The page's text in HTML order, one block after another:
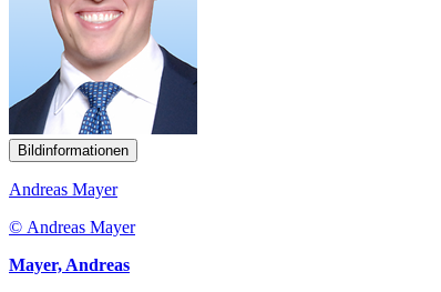
Bildinformationen
Andreas Mayer
© Andreas Mayer
Mayer, Andreas